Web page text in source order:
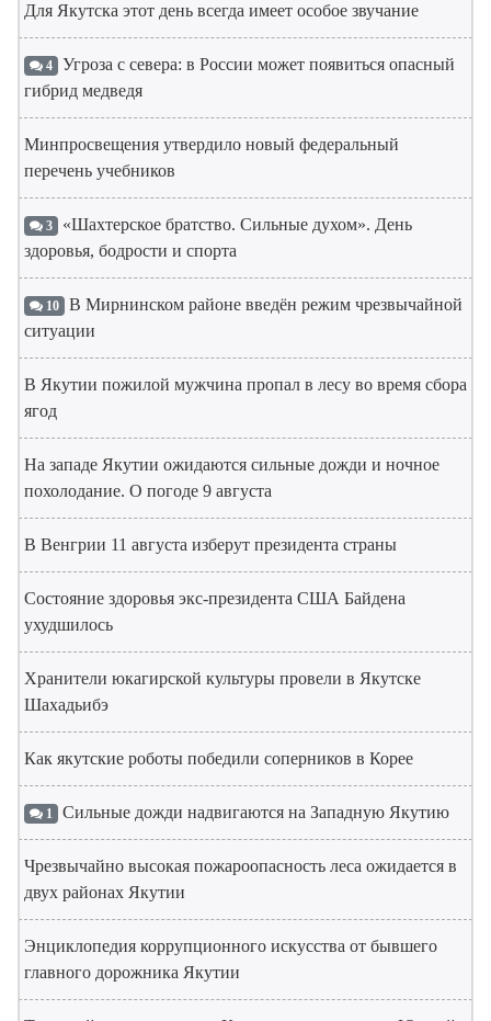
Для Якутска этот день всегда имеет особое звучание
4 Угроза с севера: в России может появиться опасный
гибрид медведя
Минпросвещения утвердило новый федеральный
перечень учебников
3 «Шахтерское братство. Сильные духом». День
здоровья, бодрости и спорта
10 В Мирнинском районе введён режим чрезвычайной
ситуации
В Якутии пожилой мужчина пропал в лесу во время сбора
ягод
На западе Якутии ожидаются сильные дожди и ночное
похолодание. О погоде 9 августа
В Венгрии 11 августа изберут президента страны
Состояние здоровья экс-президента США Байдена
ухудшилось
Хранители юкагирской культуры провели в Якутске
Шахадьибэ
Как якутские роботы победили соперников в Корее
1 Сильные дожди надвигаются на Западную Якутию
Чрезвычайно высокая пожароопасность леса ожидается в
двух районах Якутии
Энциклопедия коррупционного искусства от бывшего
главного дорожника Якутии